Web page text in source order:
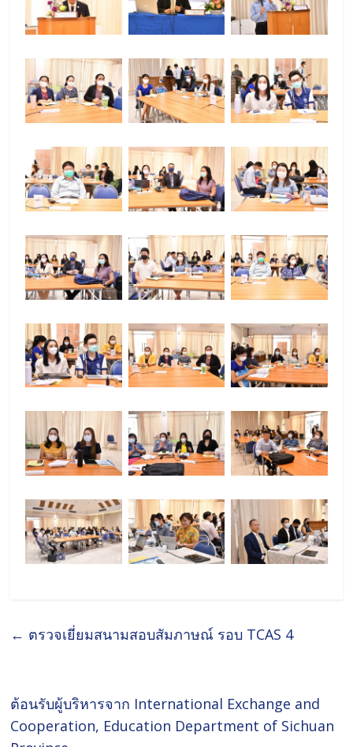
← ตรวจเยี่ยมสนามสอบสัมภาษณ์ รอบ TCAS 4
ต้อนรับผู้บริหารจาก International Exchange and
Cooperation, Education Department of Sichuan